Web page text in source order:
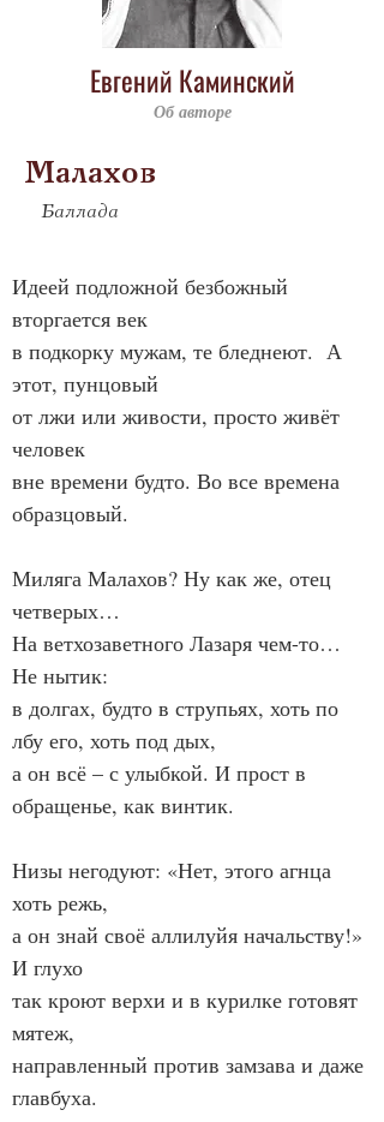
Евгений Каминский
Об авторе
Малахов
Баллада
Идеей подложной безбожный
вторгается век
в подкорку мужам, те бледнеют.  А
этот, пунцовый
от лжи или живости, просто живёт
человек
вне времени будто. Во все времена
образцовый.
Миляга Малахов? Ну как же, отец
четверых…
На ветхозаветного Лазаря чем-то…
Не нытик:
в долгах, будто в струпьях, хоть по
лбу его, хоть под дых,
а он всё – с улыбкой. И прост в
обращенье, как винтик.
Низы негодуют: «Нет, этого агнца
хоть режь,
а он знай своё аллилуйя начальству!»
И глухо
так кроют верхи и в курилке готовят
мятеж,
направленный против замзава и даже
главбуха.